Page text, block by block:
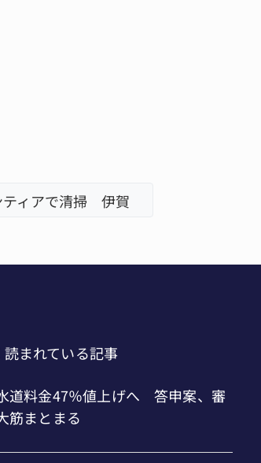
ティアで清掃 伊賀
読まれている記事